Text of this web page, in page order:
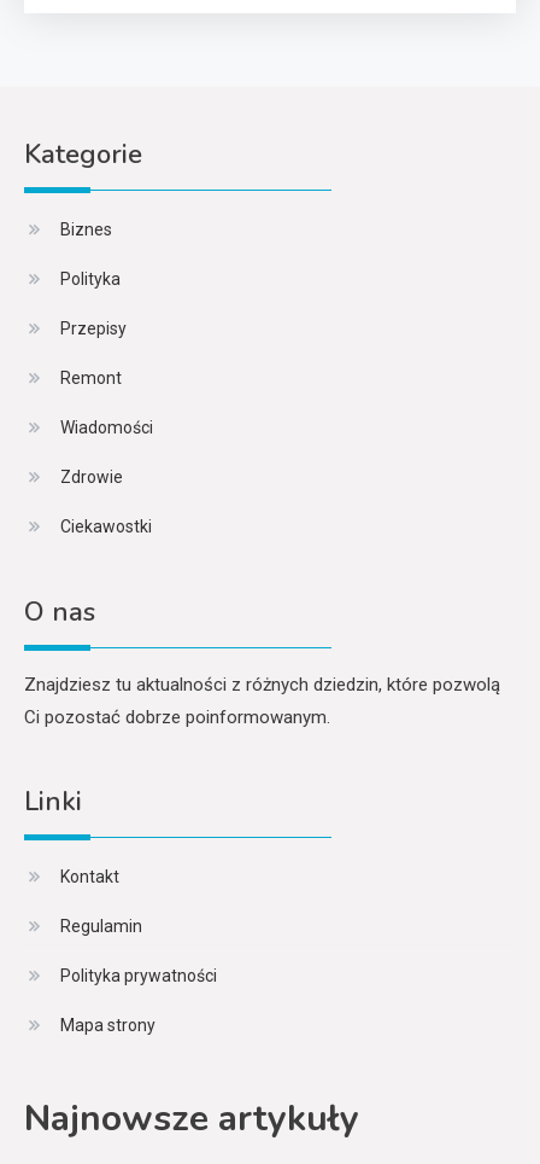
Kategorie
Biznes
Polityka
Przepisy
Remont
Wiadomości
Zdrowie
Ciekawostki
O nas
Znajdziesz tu aktualności z różnych dziedzin, które pozwolą
Ci pozostać dobrze poinformowanym.
Linki
Kontakt
Regulamin
Polityka prywatności
Mapa strony
Najnowsze artykuły